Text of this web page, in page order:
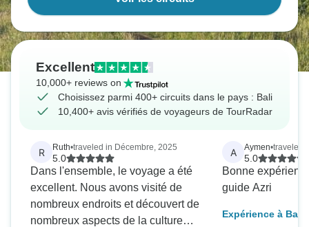
Excellent
10,000+ reviews on
Choisissez parmi 400+ circuits dans le pays : Bali
10,400+ avis vérifiés de voyageurs de TourRadar
R Ruth•traveled in Décembre, 2025
5.0
Dans l'ensemble, le voyage a été
excellent. Nous avons visité de
nombreux endroits et découvert de
nombreux aspects de la culture
A Aymen•traveled
5.0
Bonne
guide Azri
Expérience à Bali